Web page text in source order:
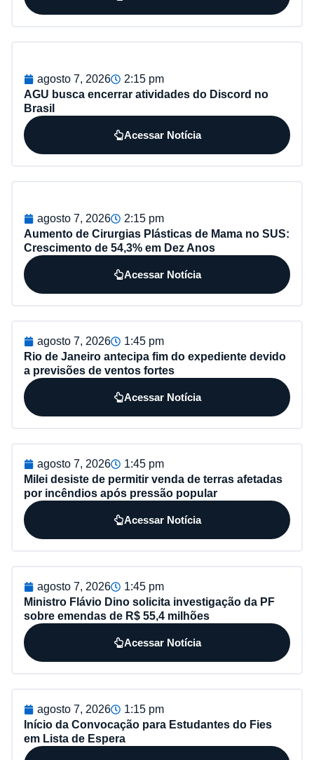
agosto 7, 2026
2:15 pm
AGU busca encerrar atividades do Discord no
Brasil
Acessar Notícia
agosto 7, 2026
2:15 pm
Aumento de Cirurgias Plásticas de Mama no SUS:
Crescimento de 54,3% em Dez Anos
Acessar Notícia
agosto 7, 2026
1:45 pm
Rio de Janeiro antecipa fim do expediente devido
a previsões de ventos fortes
Acessar Notícia
agosto 7, 2026
1:45 pm
Milei desiste de permitir venda de terras afetadas
por incêndios após pressão popular
Acessar Notícia
agosto 7, 2026
1:45 pm
Ministro Flávio Dino solicita investigação da PF
sobre emendas de R$ 55,4 milhões
Acessar Notícia
agosto 7, 2026
1:15 pm
Início da Convocação para Estudantes do Fies
em Lista de Espera